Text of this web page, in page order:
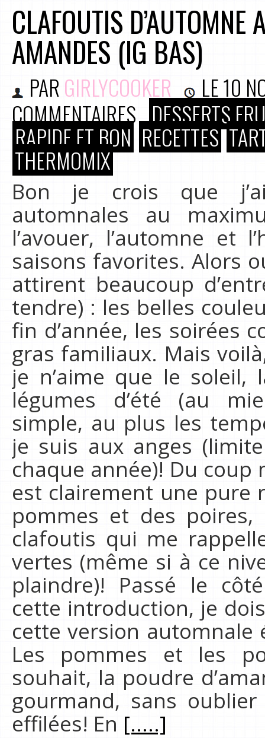
CLAFOUTIS
AMANDES (IG BAS)
PAR GIRLYCOOKER LE10
COMMENTAIRES DESSERTS
RAPIDE ET BON RECETTES
THERMOMIX
Bon je crois que
automnales au
l’avouer, l’automne et
saisons favorites. Alors
attirent beaucoup
tendre) : les belles
fin d’année, les soirées
gras familiaux. Mais
je n’aime que le
légumes d’été (au
simple, au plus les
je suis aux anges
chaque année)! Du
est clairement une pure
pommes et des
clafoutis qui me
vertes (même si à ce
plaindre)! Passé le
cette introduction, je
cette version automnale
Les pommes et les
souhait, la poudre
gourmand, sans
effilées! En [.....]